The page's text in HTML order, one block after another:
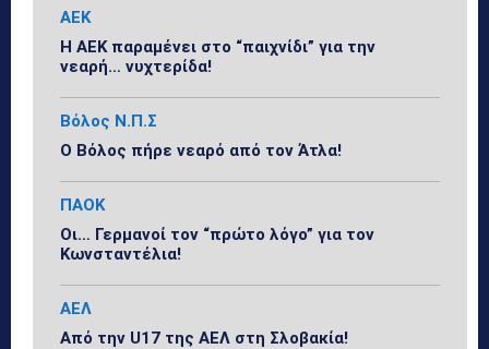
ΑΕΚ
Η ΑΕΚ παραμένει στο “παιχνίδι” για την
νεαρή… νυχτερίδα!
Βόλος Ν.Π.Σ
Ο Βόλος πήρε νεαρό από τον Άτλα!
ΠΑΟΚ
Οι… Γερμανοί τον “πρώτο λόγο” για τον
Κωνσταντέλια!
ΑΕΛ
Από την U17 της ΑΕΛ στη Σλοβακία!